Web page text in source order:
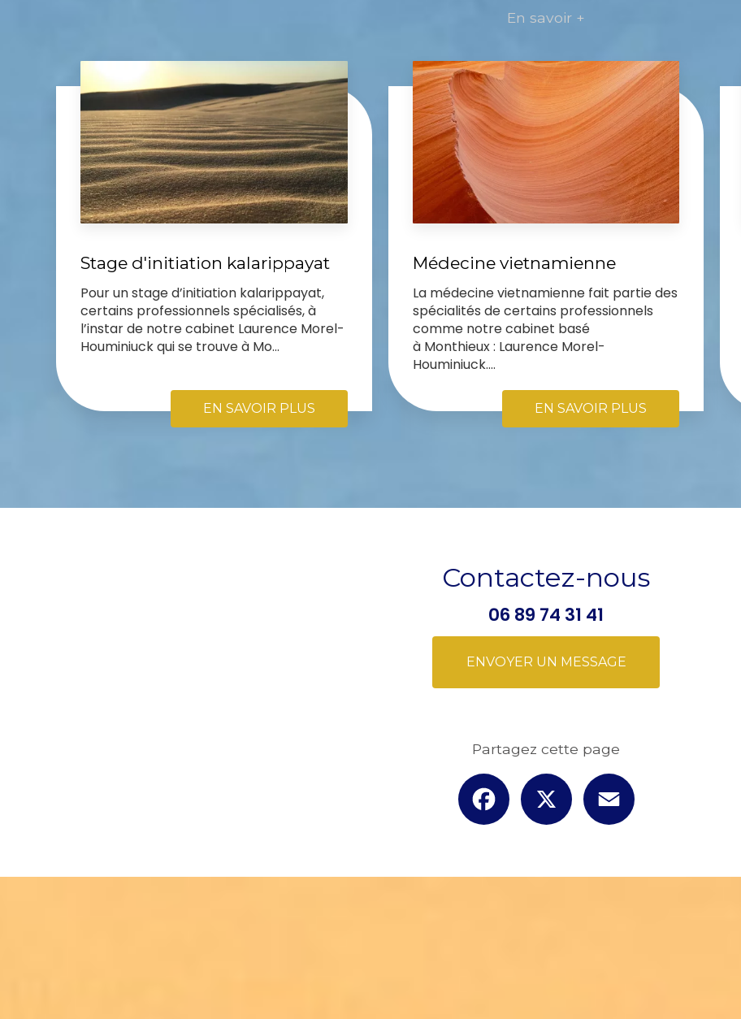
En savoir +
Stage d'initiation kalarippayat
Pour un stage d’initiation kalarippayat,
certains professionnels spécialisés, à
l’instar de notre cabinet Laurence Morel-
Houminiuck qui se trouve à Mo...
EN SAVOIR PLUS
Médecine vietnamienne
La médecine vietnamienne fait partie des
spécialités de certains professionnels
comme notre cabinet basé
à Monthieux : Laurence Morel-
Houminiuck....
EN SAVOIR PLUS
Contactez-nous
06 89 74 31 41
ENVOYER UN MESSAGE
Partagez cette page
Facebook